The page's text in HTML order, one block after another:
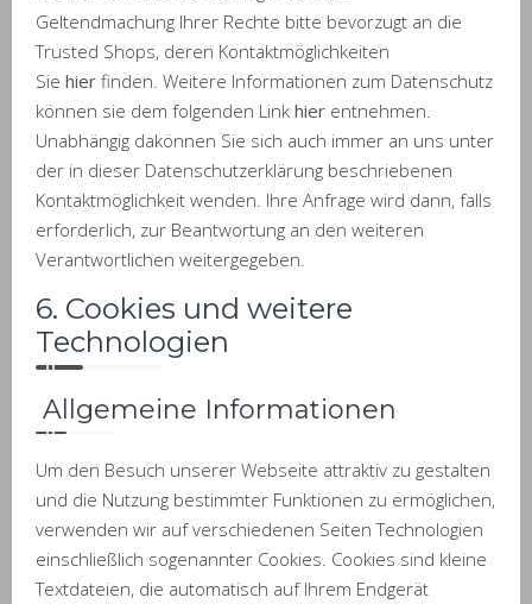
Geltendmachung Ihrer Rechte bitte bevorzugt an die
Trusted Shops, deren Kontaktmöglichkeiten
Sie hier finden. Weitere Informationen zum Datenschutz
können sie dem folgenden Link hier entnehmen.
Unabhängig dakönnen Sie sich auch immer an uns unter
der in dieser Datenschutzerklärung beschriebenen
Kontaktmöglichkeit wenden. Ihre Anfrage wird dann, falls
erforderlich, zur Beantwortung an den weiteren
Verantwortlichen weitergegeben.
6. Cookies und weitere
Technologien
Allgemeine Informationen
Um den Besuch unserer Webseite attraktiv zu gestalten
und die Nutzung bestimmter Funktionen zu ermöglichen,
verwenden wir auf verschiedenen Seiten Technologien
einschließlich sogenannter Cookies. Cookies sind kleine
Textdateien, die automatisch auf Ihrem Endgerät